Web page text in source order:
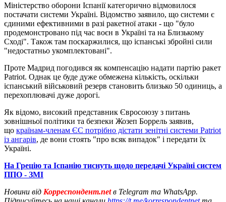
Міністерство оборони Іспанії категорично відмовилося
постачати системи Україні. Відомство заявило, що системи є
єдиними ефективними в разі ракетної атаки - що "було
продемонстровано під час воєн в Україні та на Близькому
Сході". Також там поскаржилися, що іспанські збройні сили
"недостатньо укомплектовані".
Проте Мадрид погодився як компенсацію надати партію ракет
Patriot. Однак це буде дуже обмежена кількість, оскільки
іспанський військовий резерв становить близько 50 одиниць, а
перехоплювачі дуже дорогі.
Як відомо, високий представник Євросоюзу з питань
зовнішньої політики та безпеки Жозеп Боррель заявив,
що країнам-членам ЄС потрібно дістати зенітні системи Patriot
із ангарів, де вони стоять "про всяк випадок" і передати їх
Україні.
На Грецію та Іспанію тиснуть щодо передачі Україні систем
ППО - ЗМІ
Новини від Корреспондент.netв Telegram та WhatsApp.